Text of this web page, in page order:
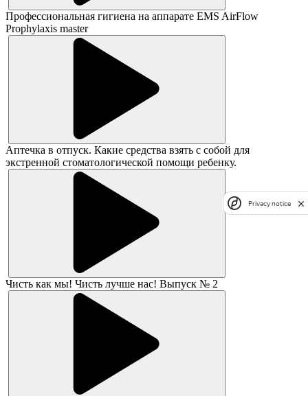
Профессиональная гигиена на аппарате EMS AirFlow
Prophylaxis master
Аптечка в отпуск. Какие средства взять с собой для
экстренной стоматологической помощи ребенку.
Чисть как мы! Чисть лучше нас! Выпуск № 2
Privacy notice